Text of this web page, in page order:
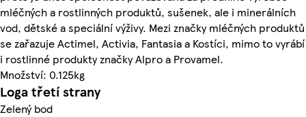
mléčných a rostlinných produktů, sušenek, ale i minerálních
vod, dětské a speciální výživy. Mezi značky mléčných produktů
se zařazuje Actimel, Activia, Fantasia a Kostíci, mimo to vyrábí
i rostlinné produkty značky Alpro a Provamel.
Množství: 0.125kg
Loga třetí strany
Zelený bod